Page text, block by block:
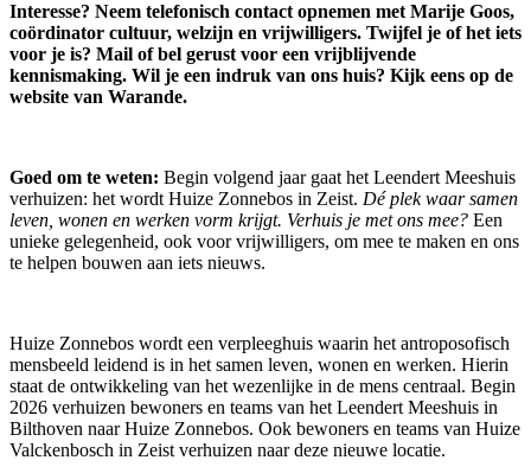
Interesse? Neem telefonisch contact opnemen met Marije Goos,
coördinator cultuur, welzijn en vrijwilligers. Twijfel je of het iets
voor je is? Mail of bel gerust voor een vrijblijvende
kennismaking. Wil je een indruk van ons huis? Kijk eens op de
website van Warande.
Goed om te weten: Begin volgend jaar gaat het Leendert Meeshuis
verhuizen: het wordt Huize Zonnebos in Zeist. Dé plek waar samen
leven, wonen en werken vorm krijgt. Verhuis je met ons mee? Een
unieke gelegenheid, ook voor vrijwilligers, om mee te maken en ons
te helpen bouwen aan iets nieuws.
Huize Zonnebos wordt een verpleeghuis waarin het antroposofisch
mensbeeld leidend is in het samen leven, wonen en werken. Hierin
staat de ontwikkeling van het wezenlijke in de mens centraal. Begin
2026 verhuizen bewoners en teams van het Leendert Meeshuis in
Bilthoven naar Huize Zonnebos. Ook bewoners en teams van Huize
Valckenbosch in Zeist verhuizen naar deze nieuwe locatie.